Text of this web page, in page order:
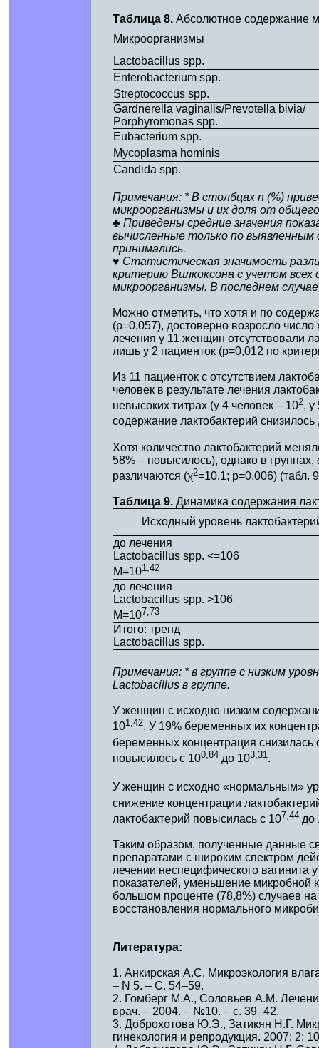
Таблица 8. Абсолютное содержание
Микроорганизмы
Lactobacillus spp.
Enterobacterium spp.
Streptococcus spp.
Gardnerella vaginalis/Prevotella bivia/
Porphyromonas spp.
Eubacterium spp.
Mycoplasma hominis
Candida spp.
Примечания: * В столбцах n (%)
микроорганизмы и их доля от
♣ Приведены средние значения
вычисленные только по выявленным
принимались.
♥ Статистическая значимость
критерию Вилкоксона с учетом всех
микроорганизмы. В последнем
Можно отметить, что хотя и по
(р=0,057), достоверно возросло
лечения у 11 женщин отсутствовали
лишь у 2 пациенток (р=0,012 по
Из 11 пациенток с отсутствием
человек в результате лечения
невысоких титрах (у 4 человек – 102, у
содержание лактобактерий снизилось
Хотя количество лактобактерий
58% – повысилось), однако в
различаются (χ2=10,1; р=0,006) (табл.
Таблица 9. Динамика содержания
Исходный уровень
до лечения
Lactobacillus spp. <=106
М=101,42
до лечения
Lactobacillus spp. >106
М=107,73
Итого: тренд
Lactobacillus spp.
Примечания: * в группе с низким
Lactobacillus в группе.
У женщин с исходно низким
101,42. У 19% беременных их
беременных концентрация снизилась
повысилось с 100,84до 103,31.
У женщин с исходно «нормальным»
снижение концентрации
лактобактерий повысилась с 107,44до
Таким образом, полученные данные
препаратами с широким спектром
лечении неспецифического вагинита
показателей, уменьшение
большом проценте (78,8%) случаев
восстановления нормального
Литература:
1. Анкирская А.С. Микроэкология
– N 5. – С. 54–59.
2. Гомберг М.А., Соловьев А.М.
врач. – 2004. – №10. – с. 39–42.
3. Доброхотова Ю.Э., Затикян Н.Г.
гинекология и репродукция. 2007; 2: